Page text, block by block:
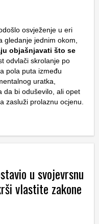
osvježenje u eri
gledanje jednim okom,
objašnjavati što se
odvlači skrolanje po
pola puta između
uratka,
da bi oduševilo, ali opet
zasluži prolaznu ocjenu.
u svojevrsnu
vlastite zakone